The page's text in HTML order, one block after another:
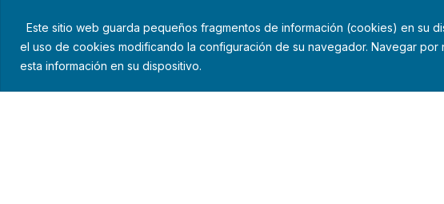
Este sitio web guarda pequeños fragmentos de información (cookies) en su
el uso de cookies modificando la configuración de su navegador. Navegar
esta información en su dispositivo.